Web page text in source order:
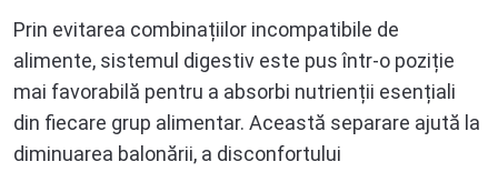
Prin evitarea combinațiilor incompatibile de
alimente, sistemul digestiv este pus într-o poziție
mai favorabilă pentru a absorbi nutrienții esențiali
din fiecare grup alimentar. Această separare ajută la
diminuarea balonării, a disconfortului